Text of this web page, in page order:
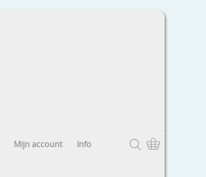
Mijn account Info